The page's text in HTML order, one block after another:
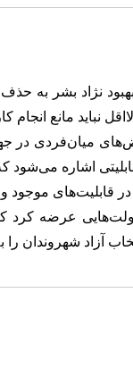
نژاد بشر به
میان‌فردی
اشاره می‌شود
عرضه کرد